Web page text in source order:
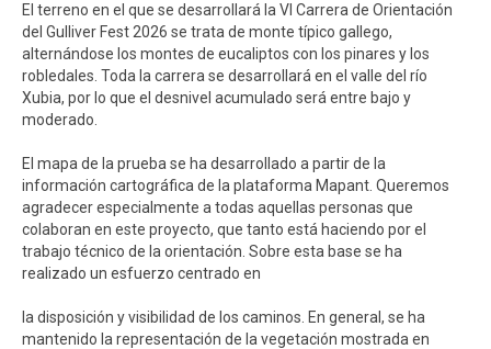
El terreno en el que se desarrollará la VI Carrera de Orientación
del Gulliver Fest 2026 se trata de monte típico gallego,
alternándose los montes de eucaliptos con los pinares y los
robledales. Toda la carrera se desarrollará en el valle del río
Xubia, por lo que el desnivel acumulado será entre bajo y
moderado.
El mapa de la prueba se ha desarrollado a partir de la
información cartográfica de la plataforma Mapant. Queremos
agradecer especialmente a todas aquellas personas que
colaboran en este proyecto, que tanto está haciendo por el
trabajo técnico de la orientación. Sobre esta base se ha
realizado un esfuerzo centrado en
la disposición y visibilidad de los caminos. En general, se ha
mantenido la representación de la vegetación mostrada en